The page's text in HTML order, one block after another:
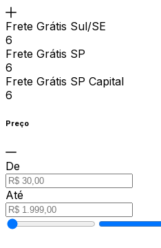
Frete Grátis Sul/SE
6
Frete Grátis SP
6
Frete Grátis SP Capital
6
Preço
De
Até